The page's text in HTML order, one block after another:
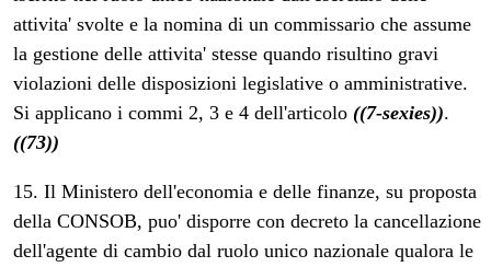
attivita' svolte e la nomina di un commissario che assume
la gestione delle attivita' stesse quando risultino gravi
violazioni delle disposizioni legislative o amministrative.
Si applicano i commi 2, 3 e 4 dell'articolo ((7-sexies)).
((73))
15. Il Ministero dell'economia e delle finanze, su proposta
della CONSOB, puo' disporre con decreto la cancellazione
dell'agente di cambio dal ruolo unico nazionale qualora le